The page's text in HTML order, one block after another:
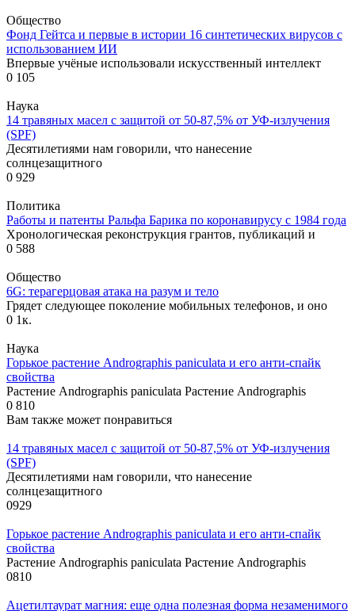
Общество
Фонд Гейтса и первые в истории 16 синтетических вирусов с
использованием ИИ
Впервые учёные использовали искусственный интеллект
0 105
Наука
14 травяных масел с защитой от 50-87,5% от УФ-излучения
(SPF)
Десятилетиями нам говорили, что нанесение
солнцезащитного
0 929
Политика
Работы и патенты Ральфа Барика по коронавирусу с 1984 года
Хронологическая реконструкция грантов, публикаций и
0 588
Общество
6G: терагерцовая атака на разум и тело
Грядет следующее поколение мобильных телефонов, и оно
0 1к.
Наука
Горькое растение Andrographis paniculata и его анти-спайк
свойства
Растение Andrographis paniculata Растение Andrographis
0 810
Вам также может понравиться
14 травяных масел с защитой от 50-87,5% от УФ-излучения
(SPF)
Десятилетиями нам говорили, что нанесение
солнцезащитного
0929
Горькое растение Andrographis paniculata и его анти-спайк
свойства
Растение Andrographis paniculata Растение Andrographis
0810
Ацетилтаурат магния: еще одна полезная форма незаменимого